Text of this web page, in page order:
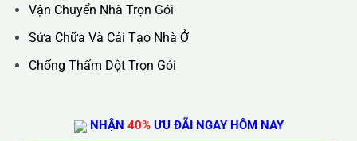
Vệ Sinh Công Nghiệp